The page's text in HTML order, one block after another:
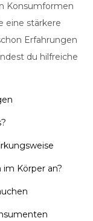
Konsumformen
eine stärkere
Erfahrungen
du hilfreiche
Körper an?